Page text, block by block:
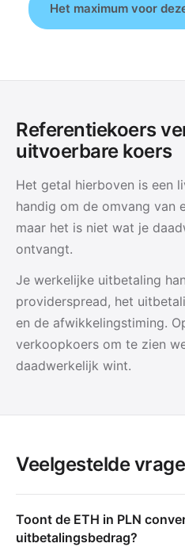
Het maximum voor
Referentiekoers
uitvoerbare koers
Het getal hierboven is een
handig om de omvang van
maar het is niet wat je
ontvangt.
Je werkelijke uitbetaling
providerspread, het
en de afwikkelingstiming.
verkoopkoers om te zien
daadwerkelijk wint.
Veelgestelde
Toont de ETH in PLN
uitbetalingsbedrag?